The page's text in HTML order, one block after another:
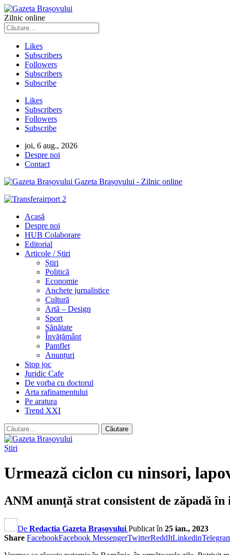
Zilnic online
Likes
Subscribers
Followers
Subscribers
Subscribe
Likes
Subscribers
Followers
Subscribe
joi, 6 aug., 2026
Despre noi
Contact
Gazeta Brașovului - Zilnic online
Acasă
Despre noi
HUB Colaborare
Editorial
Articole / Știri
Știri
Politică
Economie
Anchete jurnalistice
Cultură
Artă – Design
Sport
Sănătate
Învățământ
Pamflet
Anunțuri
Stop joc
Juridic Cafe
De vorba cu doctorul
Arta rafinamentului
Pe aratura
Trend XXI
Știri
Urmează ciclon cu ninsori,
ANM anunță strat consistent de zăpadă
De Redactia Gazeta Brașovului Publicat în 25 ian., 2023
Share FacebookFacebook MessengerTwitterReddItLinkedin